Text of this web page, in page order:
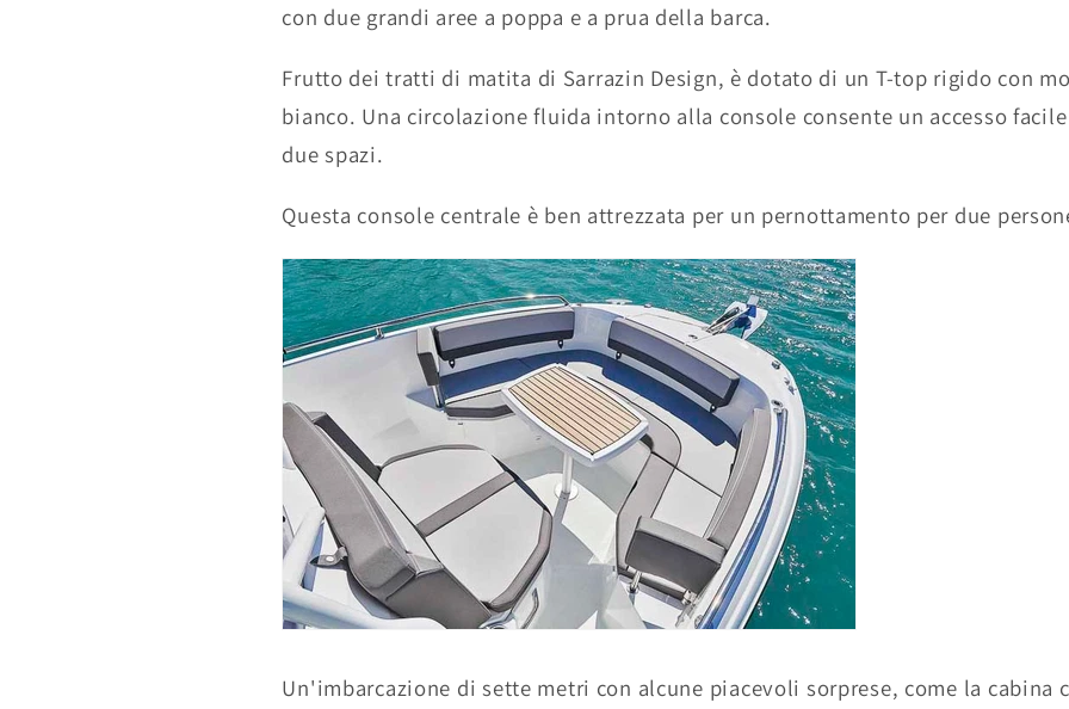
con due grandi aree a poppa e a prua della barca.
Frutto dei tratti di matita di Sarrazin Design, è dotato di un T-top rigido con
bianco. Una circolazione fluida intorno alla console consente un accesso
due spazi.
Questa console centrale è ben attrezzata per un pernottamento per due
Un'imbarcazione di sette metri con alcune piacevoli sorprese, come la cabina